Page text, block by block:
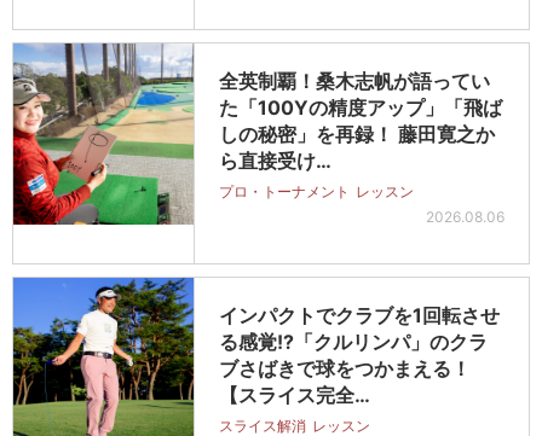
全英制覇！桑木志帆が語ってい
た「100Yの精度アップ」「飛ば
しの秘密」を再録！ 藤田寛之か
ら直接受け…
プロ・トーナメント レッスン
2026.08.06
インパクトでクラブを1回転させ
る感覚!?「クルリンパ」のクラ
ブさばきで球をつかまえる！
【スライス完全…
スライス解消 レッスン